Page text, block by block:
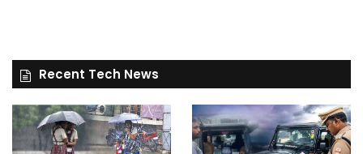
Recent Tech News